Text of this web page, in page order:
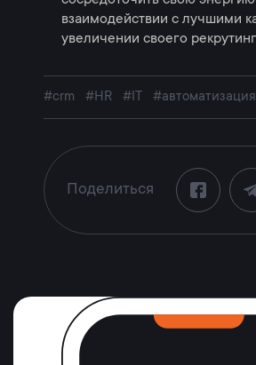
взаимодействии с лучшими
увеличении своего
#crm #HR #IT #автоматизация
Поделиться